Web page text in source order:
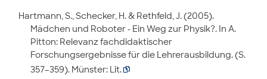
Hartmann, S., Schecker, H. & Rethfeld, J. (2005).
Mädchen und Roboter - Ein Weg zur Physik?. In A.
Pitton: Relevanz fachdidaktischer
Forschungsergebnisse für die Lehrerausbildung. (S.
357–359). Münster: Lit.